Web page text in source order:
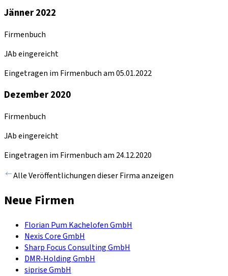
Jänner 2022
Firmenbuch
JAb eingereicht
Eingetragen im Firmenbuch am 05.01.2022
Dezember 2020
Firmenbuch
JAb eingereicht
Eingetragen im Firmenbuch am 24.12.2020
Alle Veröffentlichungen dieser Firma anzeigen
Neue Firmen
Florian Pum Kachelofen GmbH
Nexis Core GmbH
Sharp Focus Consulting GmbH
DMR-Holding GmbH
siprise GmbH